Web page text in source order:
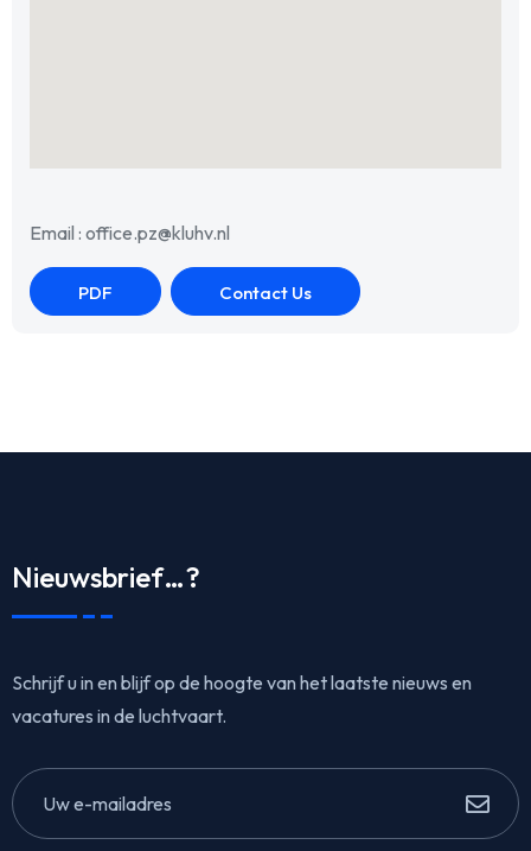
Email : office.pz@kluhv.nl
PDF Contact Us
Nieuwsbrief…?
Schrijf u in en blijf op de hoogte van het laatste nieuws en
vacatures in de luchtvaart.